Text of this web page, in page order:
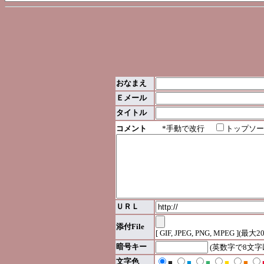
おなまえ
Ｅメール
タイトル
コメント *手動で改行 トップソ
ＵＲＬ
添付File
[ GIF, JPEG, PNG, MPEG ](最大
暗号キー
(英数字で8文
文字色